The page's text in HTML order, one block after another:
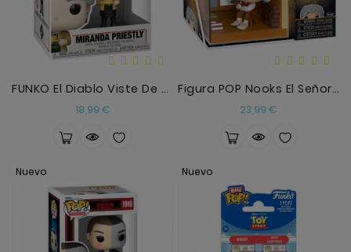
Anekke
FUNKO El Diablo Viste De Prada Miranda Priestly
18,99 €Precio
Figura POP Nooks El Señor De Los Anillos Bilbo
23,99 €
Nuevo Nuevo